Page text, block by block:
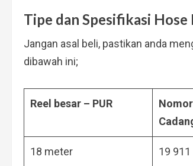
Tipe dan Spesifikasi Hose
Jangan asal beli, pastikan anda
dibawah ini;
Reel besar – PUR
18 meter 19 911